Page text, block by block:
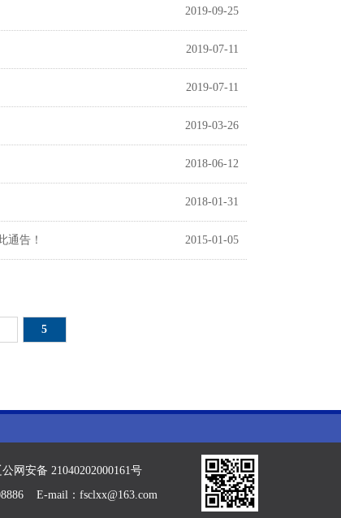
2019-09-25
2019-07-11
2019-07-11
2019-03-26
2018-06-12
2018-01-31
通告！ 2015-01-05
5
网安备 21040202000161号
E-mail：fsclxx@163.com